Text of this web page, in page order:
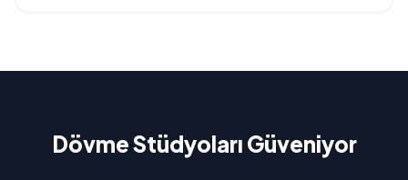
Dövme Stüdyoları Güveniyor